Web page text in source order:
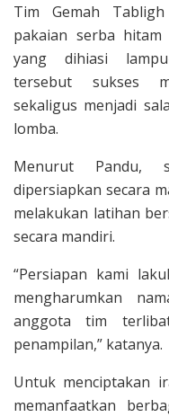
Tim Gemah
pakaian serba
yang dihiasi
tersebut sukses
sekaligus menjadi
lomba.
Menurut Pandu,
dipersiapkan secara
melakukan latihan
secara mandiri.
“Persiapan kami
mengharumkan
anggota tim
penampilan,” katanya.
Untuk menciptakan
memanfaatkan